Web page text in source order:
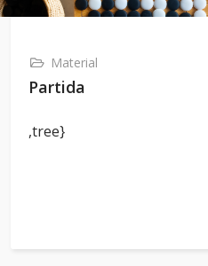
Material
Partida
,tree}